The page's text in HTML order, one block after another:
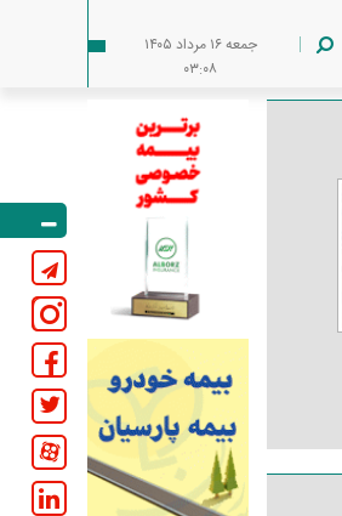
جمعه ۱۶ مرداد ۱۴۰۵
۰۳:۰۸